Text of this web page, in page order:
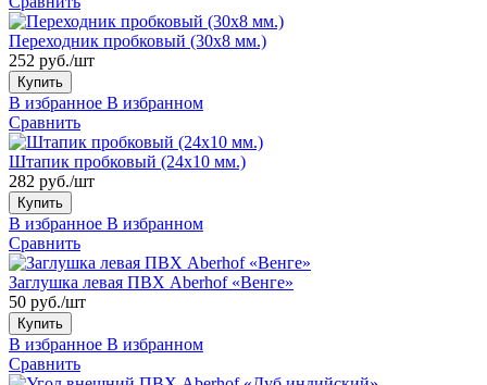
Переходник пробковый (30x8 мм.)
252 руб./шт
Купить
В избранное В избранном
Сравнить
Штапик пробковый (24x10 мм.)
282 руб./шт
Купить
В избранное В избранном
Сравнить
Заглушка левая ПВХ Aberhof «Венге»
50 руб./шт
Купить
В избранное В избранном
Сравнить